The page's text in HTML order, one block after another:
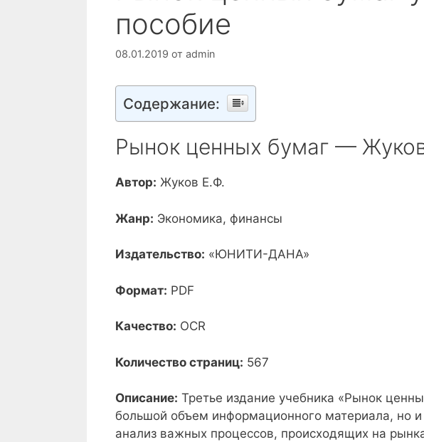
пособие
08.01.2019 от admin
Содержание:
Рынок ценных бумаг —
Автор: Жуков Е.Ф.
Жанр: Экономика, финансы
Издательство: «ЮНИТИ-ДАНА»
Формат: PDF
Качество: OCR
Количество страниц: 567
Описание: Третье издание учебника «Рынок
большой объем информационного материала, но и
анализ важных процессов, происходящих на